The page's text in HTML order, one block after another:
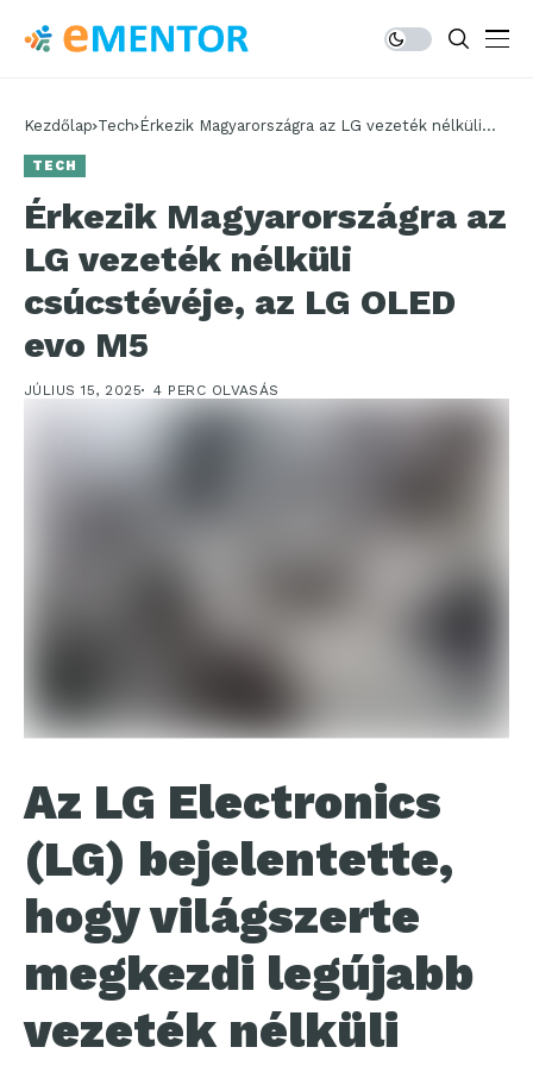
Kezdőlap Tech Érkezik Magyarországra az LG vezeték nélküli
TECH
Érkezik Magyarországra az
LG vezeték nélküli
csúcstévéje, az LG OLED
evo M5
JÚLIUS 15, 2025 4 PERC OLVASÁS
Az LG Electronics
(LG) bejelentette,
hogy világszerte
megkezdi legújabb
vezeték nélküli